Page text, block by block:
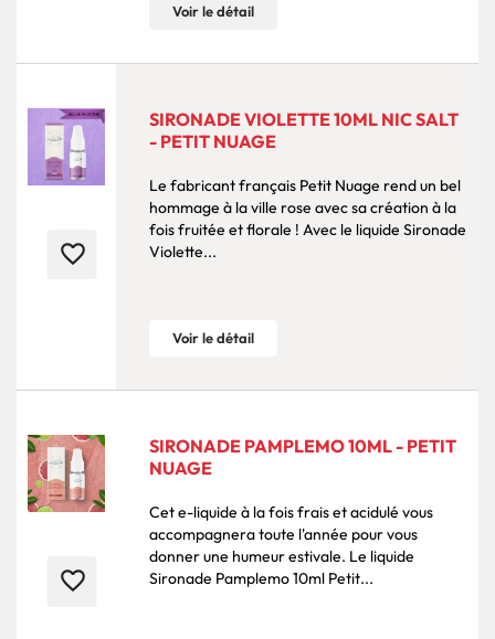
Voir le détail
favorite_border
SIRONADE VIOLETTE 10ML NIC SALT
- PETIT NUAGE
Le fabricant français Petit Nuage rend un bel
hommage à la ville rose avec sa création à la
fois fruitée et florale ! Avec le liquide Sironade
Violette...
Voir le détail
favorite_border
SIRONADE PAMPLEMO 10ML - PETIT
NUAGE
Cet e-liquide à la fois frais et acidulé vous
accompagnera toute l'année pour vous
donner une humeur estivale. Le liquide
Sironade Pamplemo 10ml Petit...